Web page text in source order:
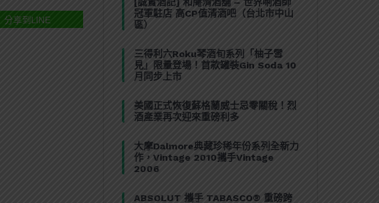
分享到LINE
冠軍駐店 高CP值清酒吧（台北市中山
區）
三得利六Roku琴酒旬系列「柚子雪
見」限量登場！首款罐裝Gin Soda 10
月同步上市
美國正式恢復蘇格蘭威士忌零關稅！烈
酒產業再次迎來重磅利多
大摩Dalmore典藏珍稀年份系列全新力
作，Vintage 2010攜手Vintage
2006
ABSOLUT 攜手 TABASCO® 重磅跨